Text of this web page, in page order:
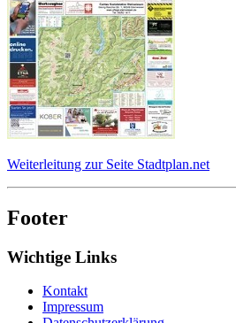
Weiterleitung zur Seite Stadtplan.net
Footer
Wichtige Links
Kontakt
Impressum